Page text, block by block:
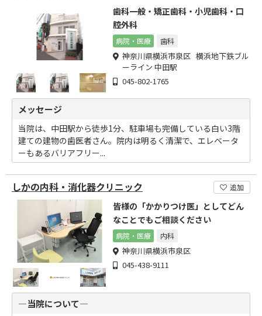
歯科一般・矯正歯科・小児歯科・口
腔外科
病院・医療 歯科
神奈川県横浜市泉区 横浜地下鉄ブル
ーライン 中田駅
045-802-1765
メッセージ
当院は、中田駅から徒歩1分、駐車場も完備している白い3階
建ての建物の歯医者さん。院内は明るく清潔で、エレベータ
ーもあるバリアフリー...
しかの内科・消化器クリニック 追加
皆様の「かかりつけ医」としてどん
なことでもご相談ください
病院・医療 内科
神奈川県横浜市泉区
045-438-9111
―当院について―